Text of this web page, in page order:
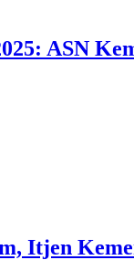
ASN
Itjen